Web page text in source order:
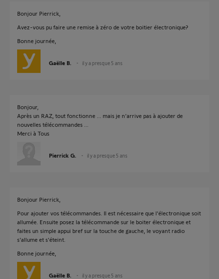
Bonjour Pierrick,
Avez-vous pu faire une remise à zéro de votre boitier électronique?
Bonne journée,
Gaëlle B. il y a presque 5 ans
Bonjour,
Après un RAZ, tout fonctionne ... mais je n'arrive pas à ajouter de
nouvelles télécommandes ...
Merci à Tous
Pierrick G. il y a presque 5 ans
Bonjour Pierrick,
Pour ajouter vos télécommandes. Il est nécessaire que l'électronique soit
allumée. Ensuite posez la télécommande sur le boiter électronique et
faites un simple appui bref sur la touche de gauche, le voyant radio
s'allume et s'éteint.
Bonne journée,
Gaëlle B. il y a presque 5 ans